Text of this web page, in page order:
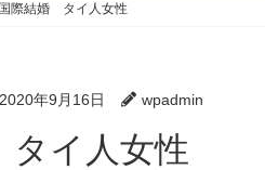
際結婚 タイ人女性
2020年9月16日 wpadmin
タイ人女性